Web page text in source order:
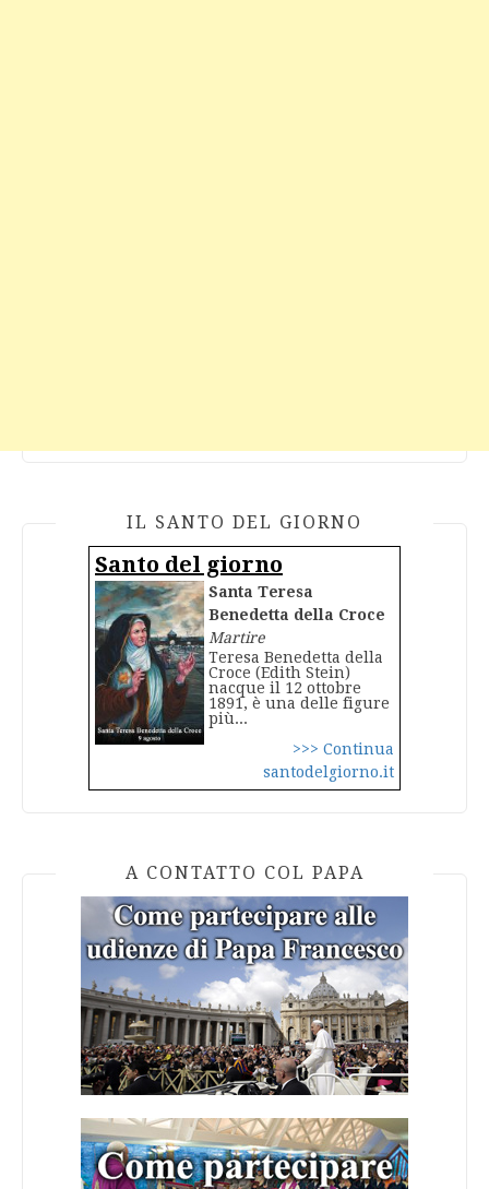
IL SANTO DEL GIORNO
Santo del giorno
Santa Teresa
Benedetta della Croce
Martire
Teresa Benedetta della
Croce (Edith Stein)
nacque il 12 ottobre
1891, è una delle figure
più...
>>> Continua
santodelgiorno.it
A CONTATTO COL PAPA